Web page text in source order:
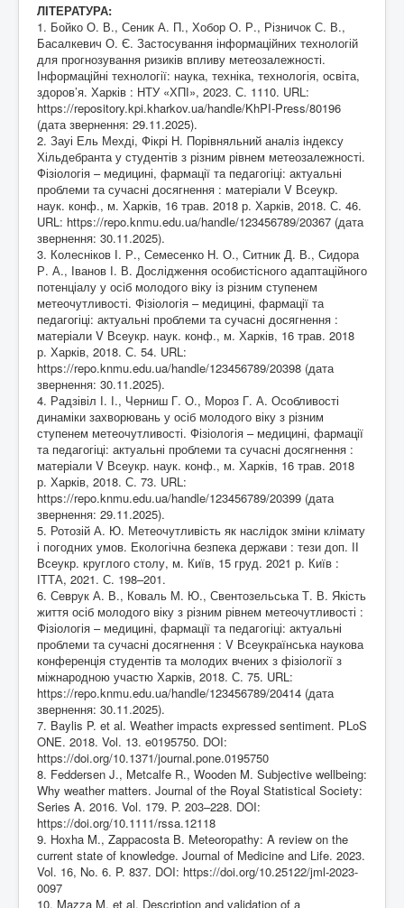
ЛІТЕРАТУРА:
1. Бойко О. В., Сеник А. П., Хобор О. Р., Різничок С. В.,
Басалкевич О. Є. Застосування інформаційних технологій
для прогнозування ризиків впливу метеозалежності.
Інформаційні технології: наука, техніка, технологія, освіта,
здоров’я. Харків : НТУ «ХПІ», 2023. С. 1110. URL:
https://repository.kpi.kharkov.ua/handle/KhPI-Press/80196
(дата звернення: 29.11.2025).
2. Зауі Ель Мехді, Фікрі Н. Порівняльний аналіз індексу
Хільдебранта у студентів з різним рівнем метеозалежності.
Фізіологія – медицині, фармації та педагогіці: актуальні
проблеми та сучасні досягнення : матеріали V Всеукр.
наук. конф., м. Харків, 16 трав. 2018 р. Харків, 2018. С. 46.
URL: https://repo.knmu.edu.ua/handle/123456789/20367 (дата
звернення: 30.11.2025).
3. Колесніков І. Р., Семесенко Н. О., Ситник Д. В., Сидора
Р. А., Іванов І. В. Дослідження особистісного адаптаційного
потенціалу у осіб молодого віку із різним ступенем
метеочутливості. Фізіологія – медицині, фармації та
педагогіці: актуальні проблеми та сучасні досягнення :
матеріали V Всеукр. наук. конф., м. Харків, 16 трав. 2018
р. Харків, 2018. С. 54. URL:
https://repo.knmu.edu.ua/handle/123456789/20398 (дата
звернення: 30.11.2025).
4. Радзівіл І. І., Черниш Г. О., Мороз Г. А. Особливості
динаміки захворювань у осіб молодого віку з різним
ступенем метеочутливості. Фізіологія – медицині, фармації
та педагогіці: актуальні проблеми та сучасні досягнення :
матеріали V Всеукр. наук. конф., м. Харків, 16 трав. 2018
р. Харків, 2018. С. 73. URL:
https://repo.knmu.edu.ua/handle/123456789/20399 (дата
звернення: 29.11.2025).
5. Ротозій А. Ю. Метеочутливість як наслідок зміни клімату
і погодних умов. Екологічна безпека держави : тези доп. ІІ
Всеукр. круглого столу, м. Київ, 15 груд. 2021 р. Київ :
ІТТА, 2021. С. 198–201.
6. Севрук А. В., Коваль М. Ю., Свентозельська Т. В. Якість
життя осіб молодого віку з різним рівнем метеочутливості :
Фізіологія – медицині, фармації та педагогіці: актуальні
проблеми та сучасні досягнення : V Всеукраїнська наукова
конференція студентів та молодих вчених з фізіології з
міжнародною участю Харків, 2018. С. 75. URL:
https://repo.knmu.edu.ua/handle/123456789/20414 (дата
звернення: 30.11.2025).
7. Baylis P. et al. Weather impacts expressed sentiment. PLoS
ONE. 2018. Vol. 13. e0195750. DOI:
https://doi.org/10.1371/journal.pone.0195750
8. Feddersen J., Metcalfe R., Wooden M. Subjective wellbeing:
Why weather matters. Journal of the Royal Statistical Society:
Series A. 2016. Vol. 179. P. 203–228. DOI:
https://doi.org/10.1111/rssa.12118
9. Hoxha M., Zappacosta B. Meteoropathy: A review on the
current state of knowledge. Journal of Medicine and Life. 2023.
Vol. 16, No. 6. P. 837. DOI: https://doi.org/10.25122/jml-2023-
0097
10. Mazza M. et al. Description and validation of a